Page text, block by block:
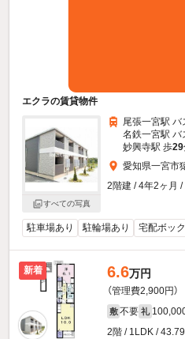
エクラの賃貸物件
すべての写真
尾張一宮駅 バ
名鉄一宮駅 バ
妙興寺駅 歩29
愛知県一宮市
2階建 / 4年2ヶ月 /
駐車場あり 駐輪場あり 宅配ボッ
新着 6.6万円
（管理費2,900円）
敷 不要 礼
2階 / 1LDK /